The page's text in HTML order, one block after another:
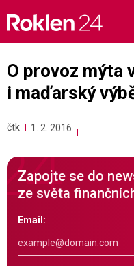
content
O provoz mýta
i maďarský
čtk 1. 2. 2016
Zapojte se do
ze světa
Email: